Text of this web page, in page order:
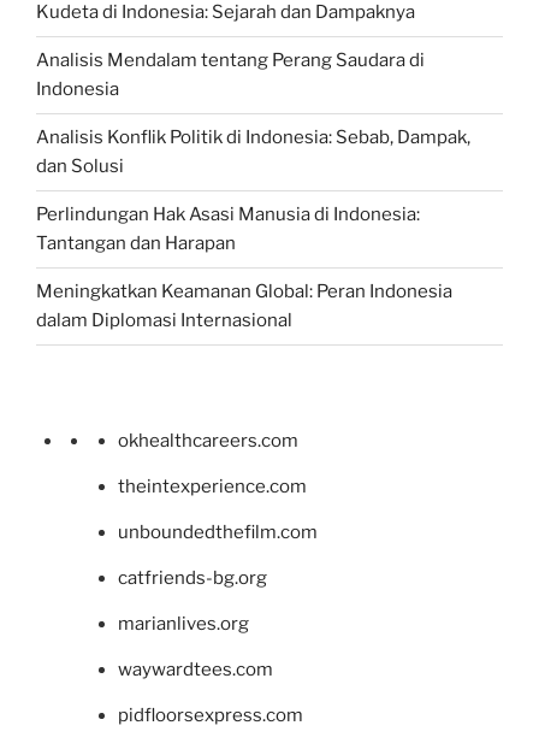
Kudeta di Indonesia: Sejarah dan Dampaknya
Analisis Mendalam tentang Perang Saudara di
Indonesia
Analisis Konflik Politik di Indonesia: Sebab, Dampak,
dan Solusi
Perlindungan Hak Asasi Manusia di Indonesia:
Tantangan dan Harapan
Meningkatkan Keamanan Global: Peran Indonesia
dalam Diplomasi Internasional
okhealthcareers.com
theintexperience.com
unboundedthefilm.com
catfriends-bg.org
marianlives.org
waywardtees.com
pidfloorsexpress.com